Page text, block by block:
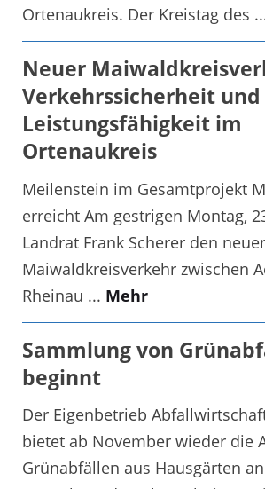
Ortenaukreis. Der Kreistag des
Neuer
Verkehrssicherheit und
Leistungsfähigkeit im
Ortenaukreis
Meilenstein im Gesamtprojekt
erreicht Am gestrigen Montag,
Landrat Frank Scherer den
Maiwaldkreisverkehr zwischen
Rheinau ... Mehr
Sammlung von
beginnt
Der Eigenbetrieb
bietet ab November wieder die
Grünabfällen aus Hausgärten